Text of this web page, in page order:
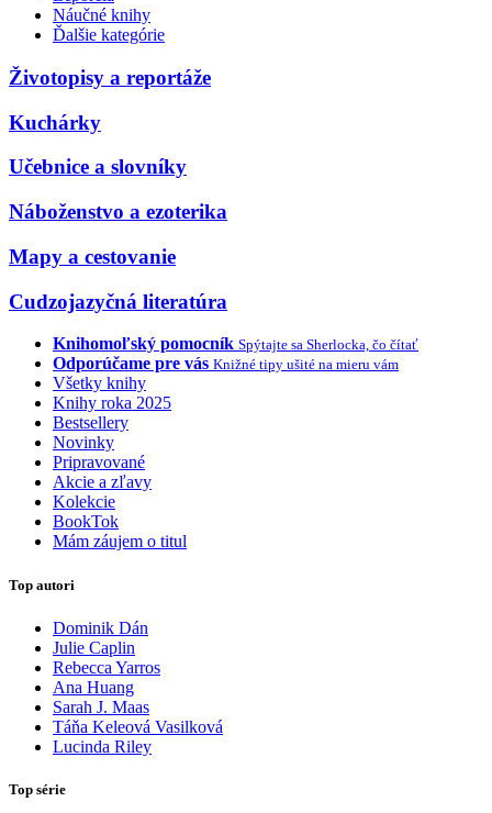
Náučné knihy
Ďalšie kategórie
Životopisy a reportáže
Kuchárky
Učebnice a slovníky
Náboženstvo a ezoterika
Mapy a cestovanie
Cudzojazyčná literatúra
Knihomoľský pomocník Spýtajte sa Sherlocka, čo čítať
Odporúčame pre vás Knižné tipy ušité na mieru vám
Všetky knihy
Knihy roka 2025
Bestsellery
Novinky
Pripravované
Akcie a zľavy
Kolekcie
BookTok
Mám záujem o titul
Top autori
Dominik Dán
Julie Caplin
Rebecca Yarros
Ana Huang
Sarah J. Maas
Táňa Keleová Vasilková
Lucinda Riley
Top série